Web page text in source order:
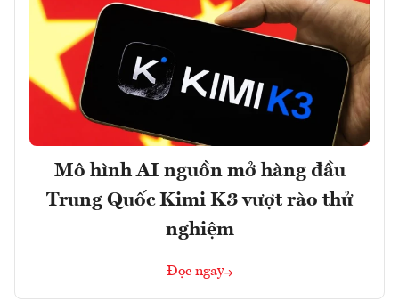
Mô hình AI nguồn mở hàng đầu
Trung Quốc Kimi K3 vượt rào thử
nghiệm
Đọc ngay